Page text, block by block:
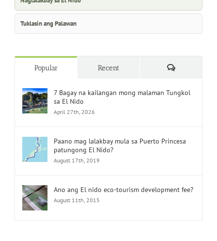
Tuklasin ang Palawan
Popular Recent Comments
7 Bagay na kailangan mong malaman Tungkol
sa El Nido
April 27th, 2026
Paano mag lalakbay mula sa Puerto Princesa
patungong El Nido?
August 17th, 2019
Ano ang El nido eco-tourism development fee?
August 11th, 2015